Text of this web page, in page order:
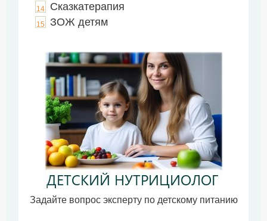
14 Сказкатерапия
15 ЗОЖ детям
Задайте вопрос эксперту по детскому питанию